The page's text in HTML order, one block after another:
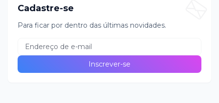
Cadastre-se
Para ficar por dentro das últimas novidades.